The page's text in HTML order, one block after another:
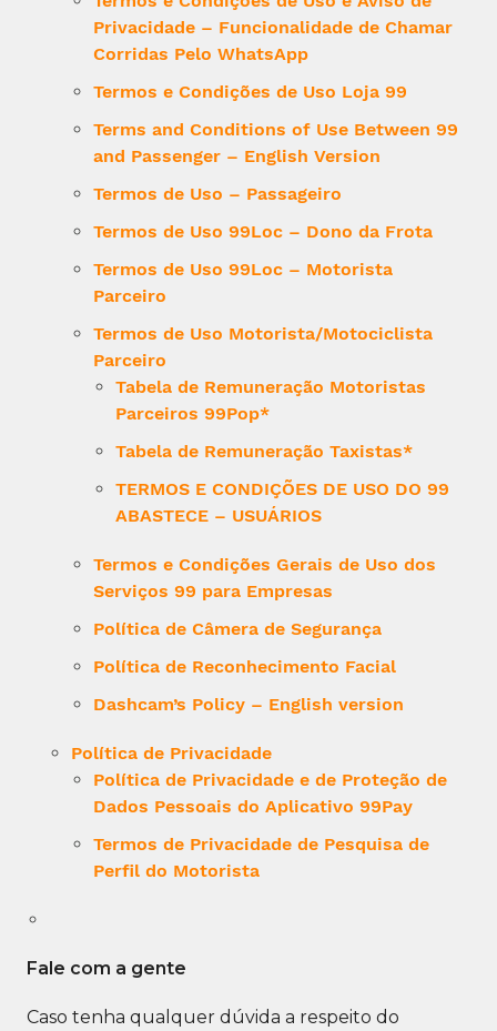
Privacidade – Funcionalidade de Chamar
Corridas Pelo WhatsApp
Termos e Condições de Uso Loja 99
Terms and Conditions of Use Between 99
and Passenger – English Version
Termos de Uso – Passageiro
Termos de Uso 99Loc – Dono da Frota
Termos de Uso 99Loc – Motorista
Parceiro
Termos de Uso Motorista/Motociclista
Parceiro
Tabela de Remuneração Motoristas
Parceiros 99Pop*
Tabela de Remuneração Taxistas*
TERMOS E CONDIÇÕES DE USO DO 99
ABASTECE – USUÁRIOS
Termos e Condições Gerais de Uso dos
Serviços 99 para Empresas
Política de Câmera de Segurança
Política de Reconhecimento Facial
Dashcam’s Policy – English version
Política de Privacidade
Política de Privacidade e de Proteção de
Dados Pessoais do Aplicativo 99Pay
Termos de Privacidade de Pesquisa de
Perfil do Motorista
Fale com a gente
Caso tenha qualquer dúvida a respeito do